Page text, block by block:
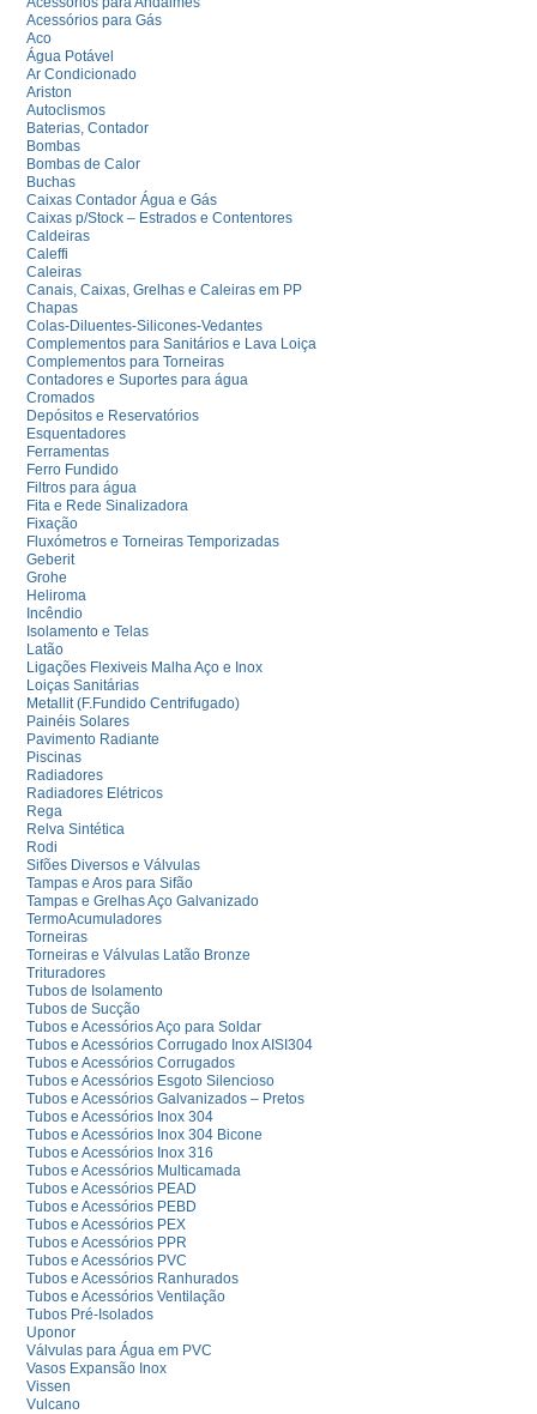
Acessórios para Gás
Aco
Água Potável
Ar Condicionado
Ariston
Autoclismos
Baterias, Contador
Bombas
Bombas de Calor
Buchas
Caixas Contador Água e Gás
Caixas p/Stock – Estrados e Contentores
Caldeiras
Caleffi
Caleiras
Canais, Caixas, Grelhas e Caleiras em PP
Chapas
Colas-Diluentes-Silicones-Vedantes
Complementos para Sanitários e Lava Loiça
Complementos para Torneiras
Contadores e Suportes para água
Cromados
Depósitos e Reservatórios
Esquentadores
Ferramentas
Ferro Fundido
Filtros para água
Fita e Rede Sinalizadora
Fixação
Fluxómetros e Torneiras Temporizadas
Geberit
Grohe
Heliroma
Incêndio
Isolamento e Telas
Latão
Ligações Flexiveis Malha Aço e Inox
Loiças Sanitárias
Metallit (F.Fundido Centrifugado)
Painéis Solares
Pavimento Radiante
Piscinas
Radiadores
Radiadores Elétricos
Rega
Relva Sintética
Rodi
Sifões Diversos e Válvulas
Tampas e Aros para Sifão
Tampas e Grelhas Aço Galvanizado
TermoAcumuladores
Torneiras
Torneiras e Válvulas Latão Bronze
Trituradores
Tubos de Isolamento
Tubos de Sucção
Tubos e Acessórios Aço para Soldar
Tubos e Acessórios Corrugado Inox AISI304
Tubos e Acessórios Corrugados
Tubos e Acessórios Esgoto Silencioso
Tubos e Acessórios Galvanizados – Pretos
Tubos e Acessórios Inox 304
Tubos e Acessórios Inox 304 Bicone
Tubos e Acessórios Inox 316
Tubos e Acessórios Multicamada
Tubos e Acessórios PEAD
Tubos e Acessórios PEBD
Tubos e Acessórios PEX
Tubos e Acessórios PPR
Tubos e Acessórios PVC
Tubos e Acessórios Ranhurados
Tubos e Acessórios Ventilação
Tubos Pré-Isolados
Uponor
Válvulas para Água em PVC
Vasos Expansão Inox
Vissen
Vulcano